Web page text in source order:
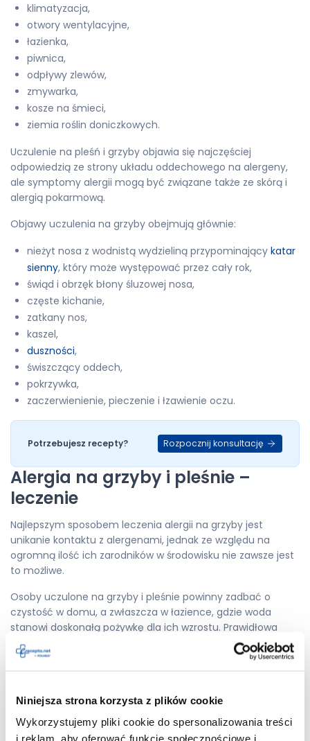
Niniejsza strona korzysta z plików cookie
Wykorzystujemy pliki cookie do spersonalizowania treści
i reklam, aby oferować funkcje społecznościowe i
klimatyzacja,
otwory wentylacyjne,
łazienka,
piwnica,
odpływy zlewów,
zmywarka,
kosze na śmieci,
ziemia roślin doniczkowych.
Uczulenie na pleśń i grzyby objawia się najczęściej
odpowiedzią ze strony układu oddechowego na alergeny,
ale symptomy alergii mogą być związane także ze skórą i
alergią pokarmową.
Objawy uczulenia na grzyby obejmują głównie:
nieżyt nosa z wodnistą wydzieliną przypominający katar
sienny, który może występować przez cały rok,
świąd i obrzęk błony śluzowej nosa,
częste kichanie,
zatkany nos,
kaszel,
duszności,
świszczący oddech,
pokrzywka,
zaczerwienienie, pieczenie i łzawienie oczu.
Potrzebujesz recepty? Rozpocznij konsultację
Alergia na grzyby i pleśnie –
leczenie
Najlepszym sposobem leczenia alergii na grzyby jest
unikanie kontaktu z alergenami, jednak ze względu na
ogromną ilość ich zarodników w środowisku nie zawsze jest
to możliwe.
Osoby uczulone na grzyby i pleśnie powinny zadbać o
czystość w domu, a zwłaszcza w łazience, gdzie woda
stanowi doskonałą pożywkę dla ich wzrostu. Prawidłowa
wentylacja pomieszczeń, częste wietrzenie i utrzymywanie
umiarkowanej wilgotności powietrza pozwoli obniżyć
żywnościowych oraz zadbać o stan i czystość miejsc, które
są źródłem grzybów i pleśni w warunkach domowych
(klimatyzacja, kosze na śmieci itd.) Podczas prac